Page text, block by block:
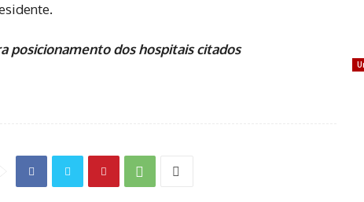
posicionamento dos hospitais citados